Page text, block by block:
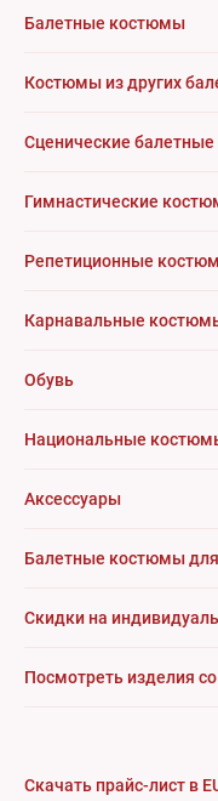
Балетные костюмы
Костюмы из других
Сценические
Гимнастические
Репетиционные
Карнавальные
Обувь
Национальные
Аксессуары
Балетные костюмы
Cкидки на
Посмотреть изделия
Скачать прайс-лист в